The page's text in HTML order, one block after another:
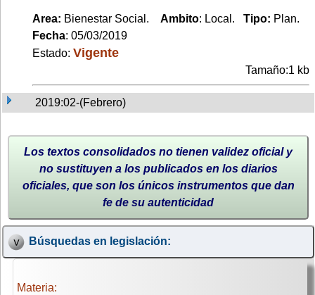
Area: Bienestar Social. Ambito: Local. Tipo: Plan.
Fecha: 05/03/2019
Estado: Vigente
Tamaño:1 kb
2019:02-(Febrero)
Los textos consolidados no tienen validez oficial y
no sustituyen a los publicados en los diarios
oficiales, que son los únicos instrumentos que dan
fe de su autenticidad
Búsquedas en legislación:
Materia: